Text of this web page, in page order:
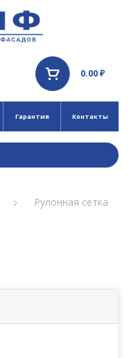
0.00 ₽
Гарантия Контакты
Рулонная сетка